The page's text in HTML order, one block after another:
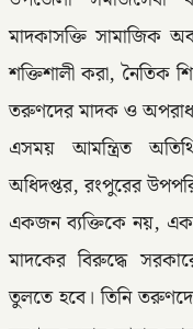
মাদকাসক্তি সামাজিক
শক্তিশালী করা, নৈতিক
তরুণদের মাদক ও অপরাধ
এসময় আমন্ত্রিত
অধিদপ্তর, রংপুরের
একজন ব্যক্তিকে নয়,
মাদকের বিরুদ্ধে
তুলতে হবে। তিনি